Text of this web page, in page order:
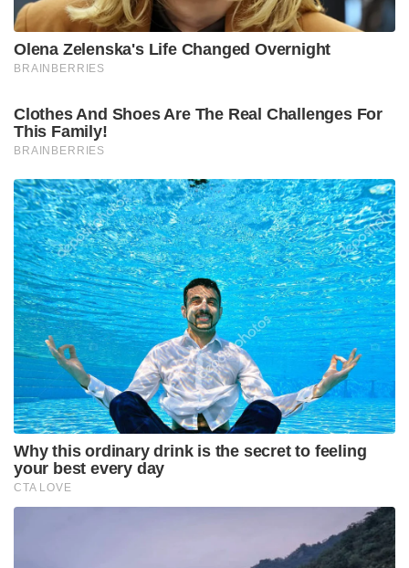
Olena Zelenska's Life Changed Overnight
BRAINBERRIES
Clothes And Shoes Are The Real Challenges For
This Family!
BRAINBERRIES
Why this ordinary drink is the secret to feeling
your best every day
CTA LOVE